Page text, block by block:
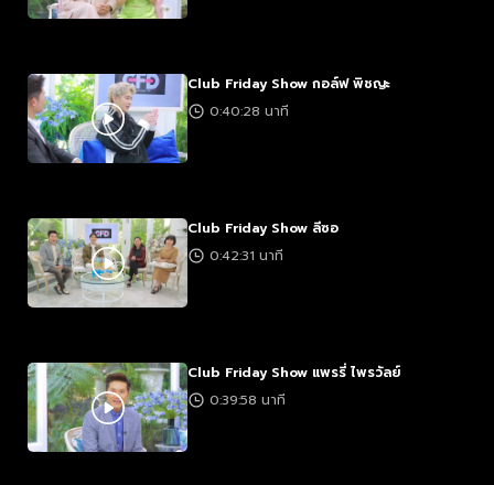
Club Friday Show กอล์ฟ พิชญะ
0:40:28 นาที
Club Friday Show ลีซอ
0:42:31 นาที
Club Friday Show แพรรี่ ไพรวัลย์
0:39:58 นาที